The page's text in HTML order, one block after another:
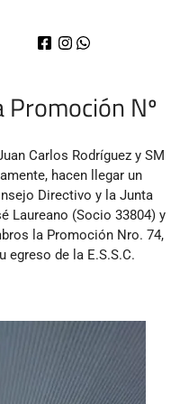
Promoción Nº
Carlos Rodríguez y SM
hacen llegar un
Directivo y la Junta
Laureano (Socio 33804) y
la Promoción Nro. 74,
egreso de la E.S.S.C.